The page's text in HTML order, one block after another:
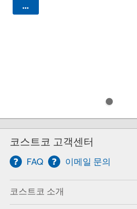
카트에 담기
코스트코 고객센터
FAQ 이메일 문의
코스트코 소개